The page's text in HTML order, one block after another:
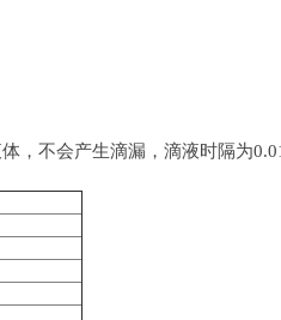
，不会产生滴漏，滴液时隔为